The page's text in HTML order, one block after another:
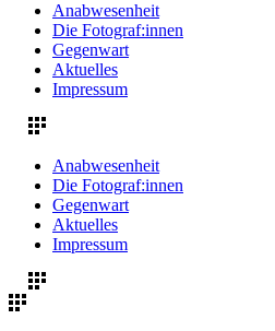
Anabwesenheit
Die Fotograf:innen
Gegenwart
Aktuelles
Impressum
Anabwesenheit
Die Fotograf:innen
Gegenwart
Aktuelles
Impressum